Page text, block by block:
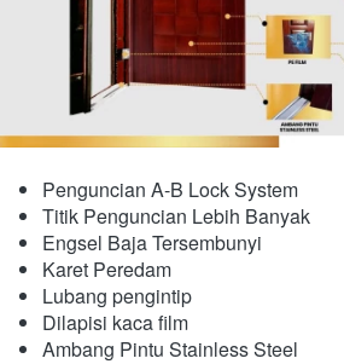
Penguncian A-B Lock System
Titik Penguncian Lebih Banyak
Engsel Baja Tersembunyi
​Karet Peredam
Lubang pengintip
Dilapisi kaca film
Ambang Pintu Stainless Steel